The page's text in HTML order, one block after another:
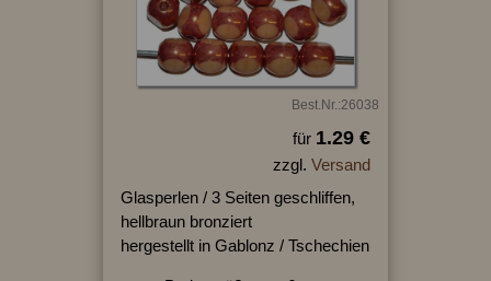
Best.Nr.:26038
für 1.29 €
zzgl. Versand
Glasperlen / 3 Seiten geschliffen,
hellbraun bronziert
hergestellt in Gablonz / Tschechien